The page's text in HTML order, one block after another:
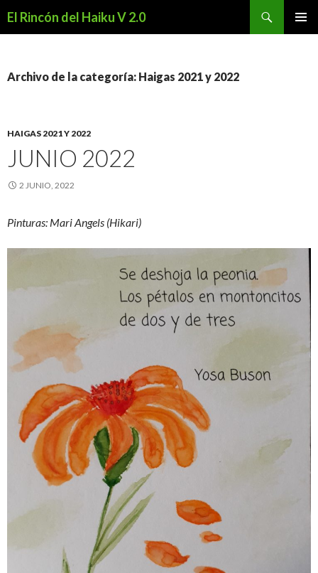
El Rincón del Haiku V 2.0
Archivo de la categoría: Haigas 2021 y 2022
HAIGAS 2021 Y 2022
JUNIO 2022
2 JUNIO, 2022
Pinturas: Mari Angels (Hikari)